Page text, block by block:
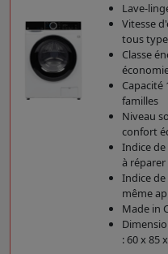
Lave-
Vitesse
tous
Classe
Capacité
familles
Niveau
confort
Indice de
à réparer
Indice
même
Made in
: 60 x 85